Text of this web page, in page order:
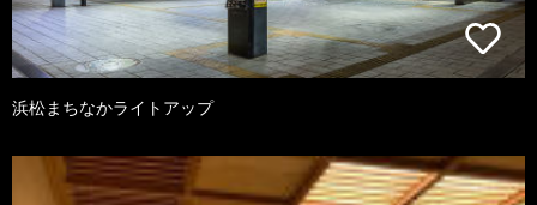
浜松まちなかライトアップ